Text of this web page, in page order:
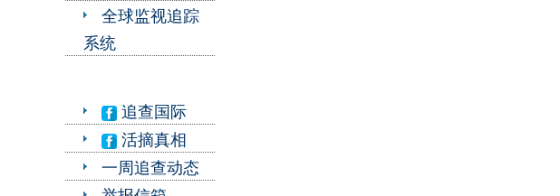
全球监视追踪
系统
追查国际
活摘真相
一周追查动态